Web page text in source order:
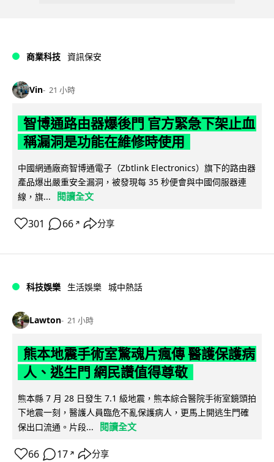
商業科技 資訊保安
Vin 21 小時
智博通路由器爆後門 官方緊急下架止血
稱漏洞是功能在維修時使用
中國網通廠商智博通電子（Zbtlink Electronics）旗下的路由器
產品爆出嚴重安全漏洞，被發現每 35 秒便會與中國伺服器連
線，旗...
閱讀全文
301 66 ↗ 分享
科技娛樂 生活娛樂 城中熱話
Lawton 21 小時
熊本地震手術室驚魂片瘋傳 醫護保護病
人、逃生門 網民讚值得尊敬
熊本縣 7 月 28 日發生 7.1 級地震，熊本綜合醫院手術室鏡頭拍
下地震一刻，醫護人員臨危不亂保護病人，更馬上開逃生門確
保出口流通。片段...
閱讀全文
66 17 ↗ 分享